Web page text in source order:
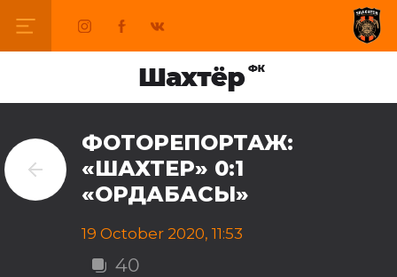
ФОТОРЕПОРТАЖ:
«ШАХТЕР» 0:1
«ОРДАБАСЫ»
19 October 2020, 11:53
40